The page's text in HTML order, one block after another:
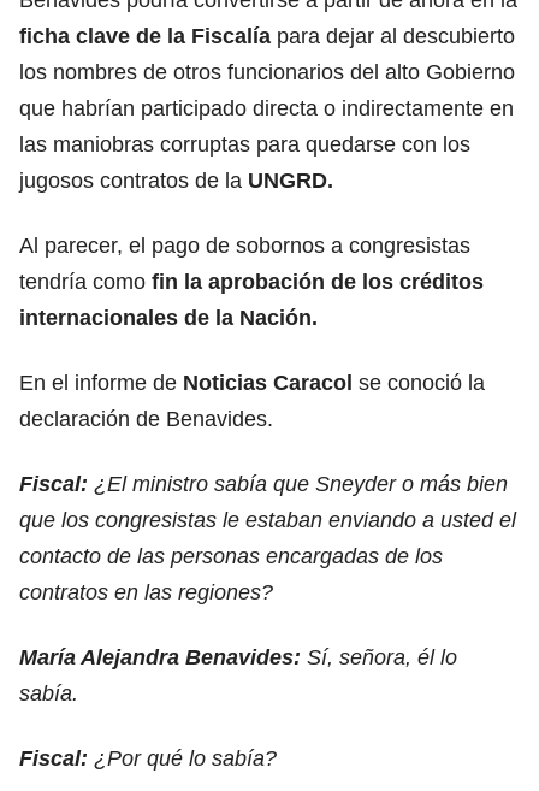
ficha clave de la Fiscalía para dejar al descubierto
los nombres de otros funcionarios del alto Gobierno
que habrían participado directa o indirectamente en
las maniobras corruptas para quedarse con los
jugosos contratos de la UNGRD.
Al parecer, el pago de sobornos a congresistas
tendría como fin la aprobación de los créditos
internacionales de la Nación.
En el informe de Noticias Caracol se conoció la
declaración de Benavides.
Fiscal: ¿El ministro sabía que Sneyder o más bien
que los congresistas le estaban enviando a usted el
contacto de las personas encargadas de los
contratos en las regiones?
María Alejandra Benavides: Sí, señora, él lo
sabía.
Fiscal: ¿Por qué lo sabía?